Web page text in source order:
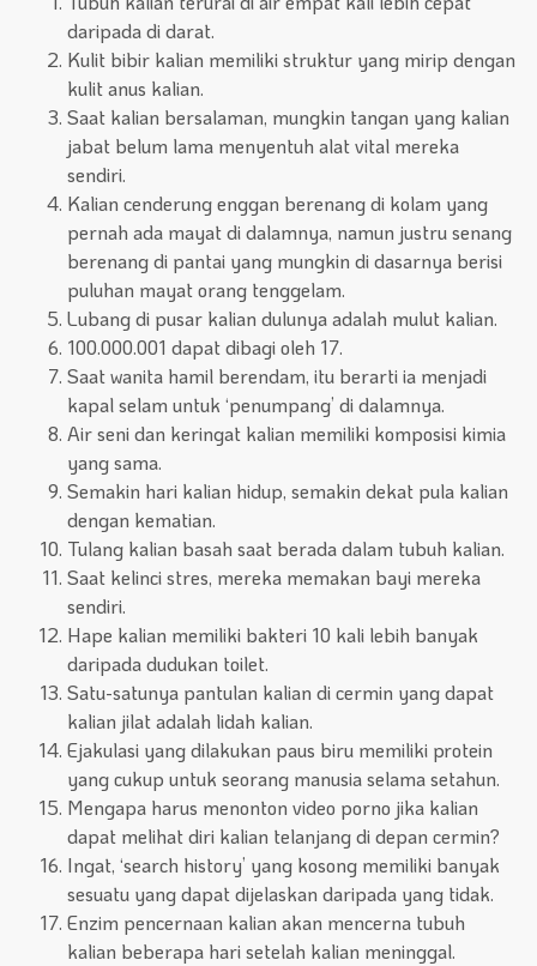
daripada di darat.
Kulit bibir kalian memiliki struktur yang mirip dengan
kulit anus kalian.
Saat kalian bersalaman, mungkin tangan yang kalian
jabat belum lama menyentuh alat vital mereka
sendiri.
Kalian cenderung enggan berenang di kolam yang
pernah ada mayat di dalamnya, namun justru senang
berenang di pantai yang mungkin di dasarnya berisi
puluhan mayat orang tenggelam.
Lubang di pusar kalian dulunya adalah mulut kalian.
100.000.001 dapat dibagi oleh 17.
Saat wanita hamil berendam, itu berarti ia menjadi
kapal selam untuk ‘penumpang’ di dalamnya.
Air seni dan keringat kalian memiliki komposisi kimia
yang sama.
Semakin hari kalian hidup, semakin dekat pula kalian
dengan kematian.
Tulang kalian basah saat berada dalam tubuh kalian.
Saat kelinci stres, mereka memakan bayi mereka
sendiri.
Hape kalian memiliki bakteri 10 kali lebih banyak
daripada dudukan toilet.
Satu-satunya pantulan kalian di cermin yang dapat
kalian jilat adalah lidah kalian.
Ejakulasi yang dilakukan paus biru memiliki protein
yang cukup untuk seorang manusia selama setahun.
Mengapa harus menonton video porno jika kalian
dapat melihat diri kalian telanjang di depan cermin?
Ingat, ‘search history’ yang kosong memiliki banyak
sesuatu yang dapat dijelaskan daripada yang tidak.
Enzim pencernaan kalian akan mencerna tubuh
kalian beberapa hari setelah kalian meninggal.